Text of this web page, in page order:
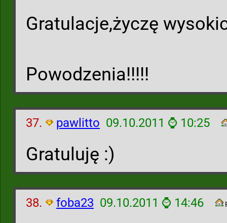
Gratulacje,życzę
Powodzenia!!!!!
37. pawlitto 09.10.2011 ⌚ 10:25
Gratuluję :)
38. foba23 09.10.2011 ⌚ 14:46